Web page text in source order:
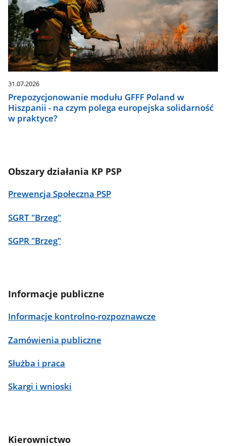
31.07.2026
Prepozycjonowanie modułu GFFF Poland w
Hiszpanii - na czym polega europejska solidarność
w praktyce?
Obszary działania KP PSP
Prewencja Społeczna PSP
SGRT "Brzeg"
SGPR "Brzeg"
Informacje publiczne
Informacje kontrolno-rozpoznawcze
Zamówienia publiczne
Służba i praca
Skargi i wnioski
Kierownictwo